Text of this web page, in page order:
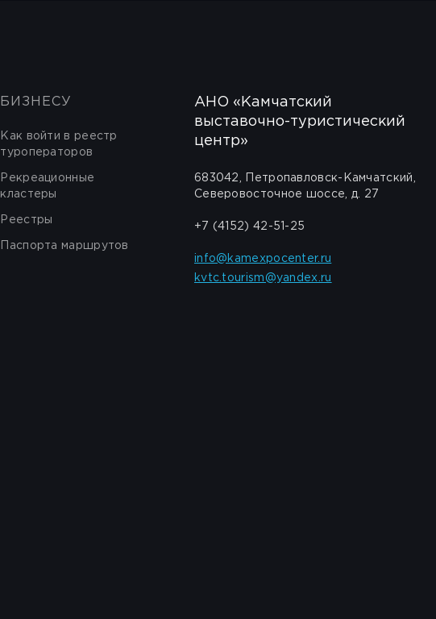
БИЗНЕСУ
Как войти в реестр
туроператоров
Рекреационные
кластеры
Реестры
Паспорта маршрутов
АНО «Камчатский
выставочно-туристический
центр»
683042, Петропавловск-Камчатский,
Северовосточное шоссе, д. 27
+7 (4152) 42-51-25
info@kamexpocenter.ru
kvtc.tourism@yandex.ru